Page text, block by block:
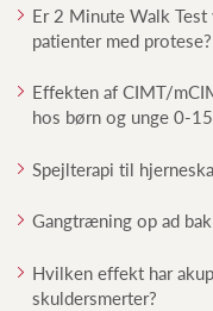
Er 2 Minute Walk
patienter med protese?
Effekten af CIMT/
hos børn og unge 0-
Spejlterapi til
Gangtræning op ad
Hvilken effekt har
skuldersmerter?